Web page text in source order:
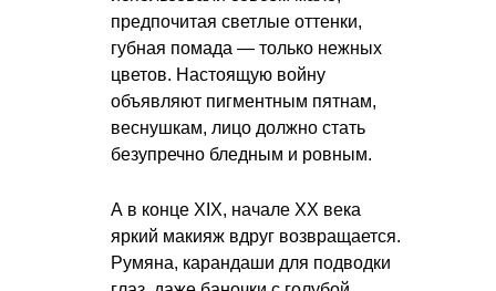
предпочитая светлые оттенки,
губная помада — только нежных
цветов. Настоящую войну
объявляют пигментным пятнам,
веснушкам, лицо должно стать
безупречно бледным и ровным.
А в конце XIX, начале ХХ века
яркий макияж вдруг возвращается.
Румяна, карандаши для подводки